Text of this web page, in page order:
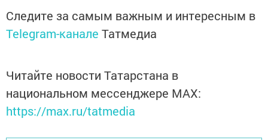
Следите за самым важным и интересным в
Telegram-канале Татмедиа
Читайте новости Татарстана в
национальном мессенджере MАХ:
https://max.ru/tatmedia